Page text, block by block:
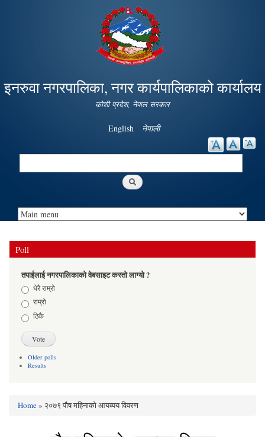
Skip to
main
content
इनरुवा नगरपालिका, नगर कार्यपालिकाको कार्यालय
कोशी प्रदेश, नेपाल सरकार
English नेपाली
Search
Poll
तपाईलाई नगरपालिकाको वेबसाइट कस्तो लाग्यो ?
Choicesधेरै राम्रो
राम्रो
ठिकै
Older polls
Results
You are here
Home» २०७९ पौष महिनाको आयव्यय विवरण